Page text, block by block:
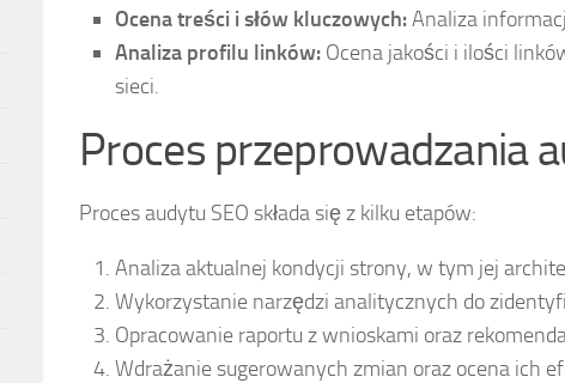
Ocena treści i słów kluczowych:Analiza
Analiza profilu linków: Ocena jakości i ilości
sieci.
Proces przeprowadzania
Proces audytu SEO składa się z kilku etapów:
Analiza aktualnej kondycji strony, w tym jej
Wykorzystanie narzędzi analitycznych do
Opracowanie raportu z wnioskami oraz
Wdrażanie sugerowanych zmian oraz ocena ich